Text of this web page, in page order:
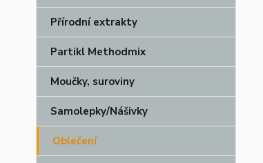
Přírodní extrakty
Partikl Methodmix
Moučky, suroviny
Samolepky/Nášivky
Oblečení